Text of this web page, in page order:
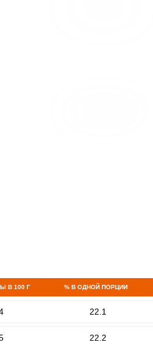
В 100 Г % В ОДНОЙ ПОРЦИИ
22.1
22.2